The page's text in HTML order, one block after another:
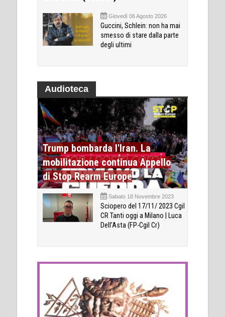
Giovedì 06 Agosto 2026
Guccini, Schlein: non ha mai
smesso di stare dalla parte
degli ultimi
Audioteca
Trump bombarda l'Iran. La
mobilitazione continua Appello
di Stop Rearm Europe
Sabato 18 Novembre 2023
Sciopero del 17/11/ 2023 Cgil
CR Tanti oggi a Milano | Luca
Dell’Asta (FP-Cgil Cr)